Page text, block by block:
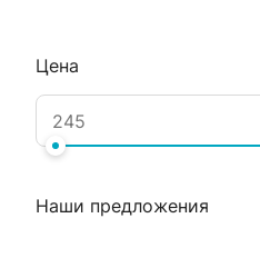
Цена
Наши предложения